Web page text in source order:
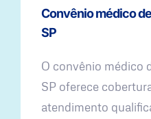
Convênio médico
SP
O convênio médico
SP oferece
atendimento